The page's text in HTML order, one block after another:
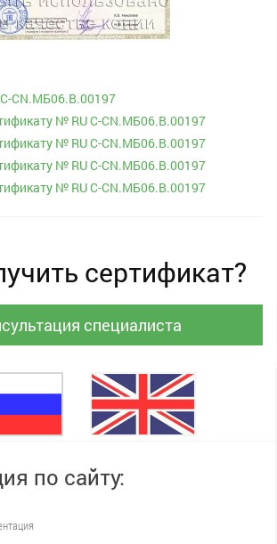
CN.МБ06.B.00197
№ RU С-CN.МБ06.B.00197
№ RU С-CN.МБ06.B.00197
№ RU С-CN.МБ06.B.00197
№ RU С-CN.МБ06.B.00197
сертификат?
специалиста
по сайту: